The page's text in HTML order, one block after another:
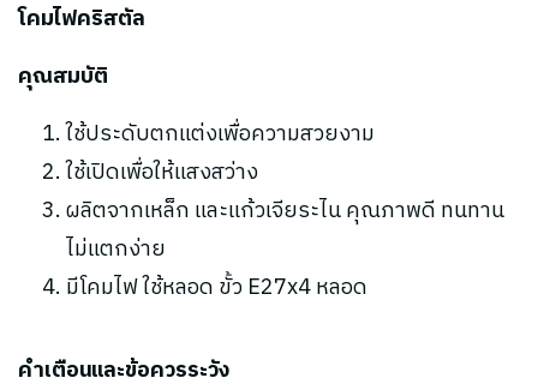
โคมไฟคริสตัล
คุณสมบัติ
ใช้ประดับตกแต่งเพื่อความสวยงาม
ใช้เปิดเพื่อให้แสงสว่าง
ผลิตจากเหล็ก และแก้วเจียระไน คุณภาพดี ทนทาน
ไม่แตกง่าย
มีโคมไฟ ใช้หลอด ขั้ว E27x4 หลอด
คำเตือนและข้อควรระวัง